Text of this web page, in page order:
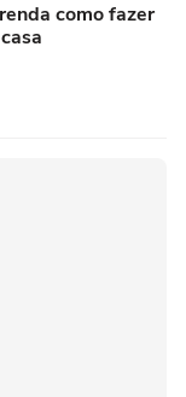
como fazer